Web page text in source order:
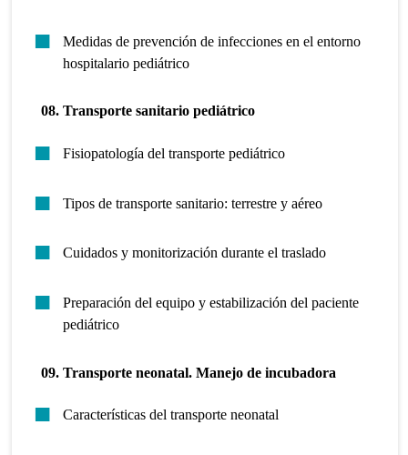
Medidas de prevención de infecciones en el entorno
hospitalario pediátrico
08. Transporte sanitario pediátrico
Fisiopatología del transporte pediátrico
Tipos de transporte sanitario: terrestre y aéreo
Cuidados y monitorización durante el traslado
Preparación del equipo y estabilización del paciente
pediátrico
09. Transporte neonatal. Manejo de incubadora
Características del transporte neonatal